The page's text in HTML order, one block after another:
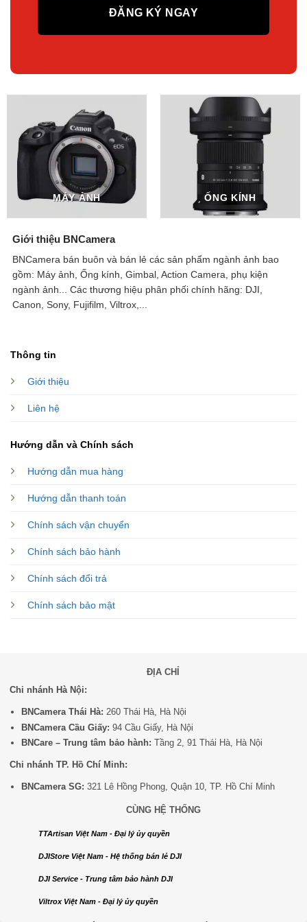
MÁY ẢNH ỐNG KÍNH
Giới thiệu BNCamera
BNCamera bán buôn và bán lẻ các sản phẩm ngành ảnh bao
gồm: Máy ảnh, Ống kính, Gimbal, Action Camera, phụ kiện
ngành ảnh...
Các thương hiệu phân phối chính hãng: DJI,
Canon, Sony, Fujifilm, Viltrox,...
Thông tin
Giới thiệu
Liên hệ
Hướng dẫn và Chính sách
Hướng dẫn mua hàng
Hướng dẫn thanh toán
Chính sách vận chuyển
Chính sách bảo hành
Chính sách đổi trả
Chính sách bảo mật
ĐỊA CHỈ
Chi nhánh Hà Nội:
BNCamera Thái Hà: 260 Thái Hà, Hà Nội
BNCamera Cầu Giấy: 94 Cầu Giấy, Hà Nội
BNCare – Trung tâm bảo hành: Tầng 2, 91 Thái Hà, Hà Nội
Chi nhánh TP. Hồ Chí Minh:
BNCamera SG: 321 Lê Hồng Phong, Quận 10, TP. Hồ Chí Minh
CÙNG HỆ THỐNG
TTArtisan Việt Nam - Đại lý ủy quyền
DJIStore Việt Nam - Hệ thống bán lẻ DJI
DJI Service - Trung tâm bảo hành DJI
Viltrox Việt Nam - Đại lý ủy quyền